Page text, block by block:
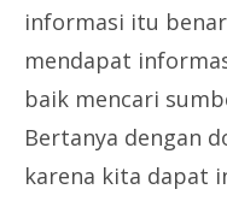
informasi itu
mendapat
baik mencari
Bertanya dengan
karena kita dapat